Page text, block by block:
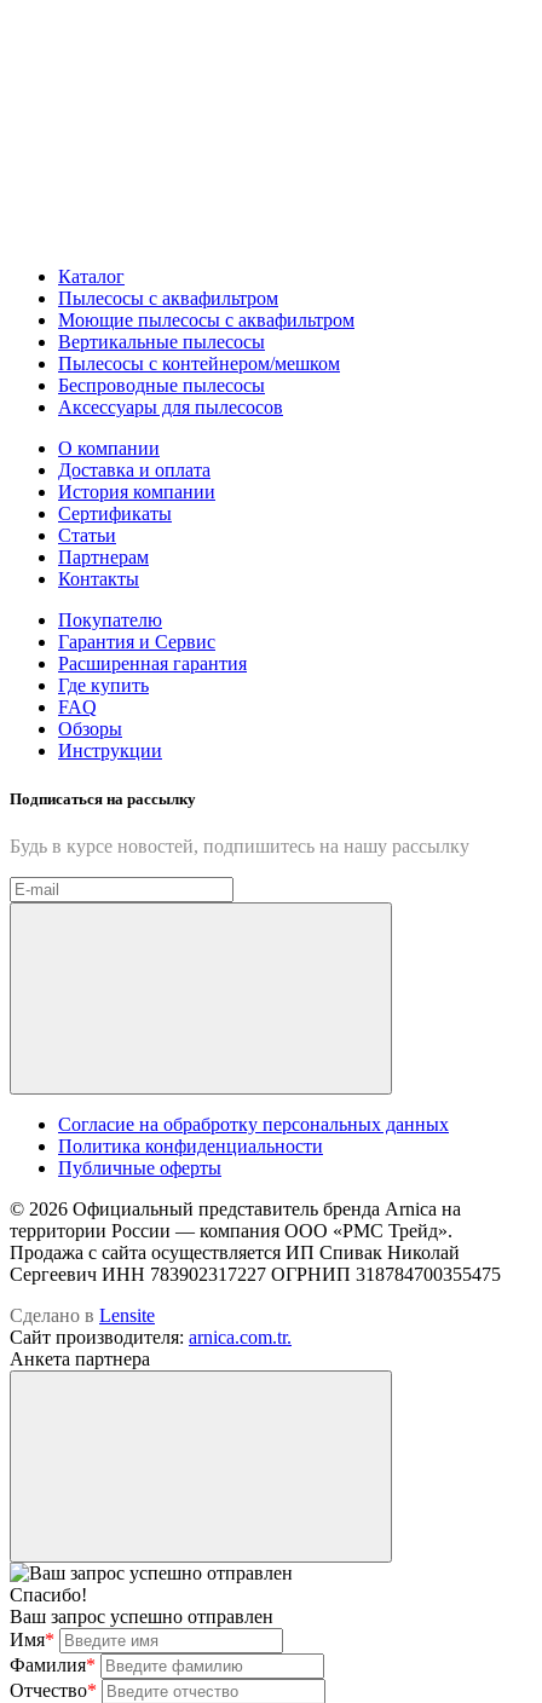
Каталог
Пылесосы с аквафильтром
Моющие пылесосы с аквафильтром
Вертикальные пылесосы
Пылесосы с контейнером/мешком
Беспроводные пылесосы
Аксессуары для пылесосов
О компании
Доставка и оплата
История компании
Сертификаты
Статьи
Партнерам
Контакты
Покупателю
Гарантия и Сервис
Расширенная гарантия
Где купить
FAQ
Обзоры
Инструкции
Подписаться на рассылку
Будь в курсе новостей, подпишитесь на нашу рассылку
Cогласие на обрабротку персональных данных
Политика конфиденциальности
Публичные оферты
© 2026 Официальный представитель бренда Arnica на
территории России — компания OOO «РМС Трейд».
Продажа с сайта осуществляется ИП Спивак Николай
Сергеевич ИНН 783902317227 ОГРНИП 318784700355475
Сделано в Lensite
Сайт производителя: arnica.com.tr.
Анкета партнера
Спасибо!
Ваш запрос успешно отправлен
Имя*
Фамилия*
Отчество*